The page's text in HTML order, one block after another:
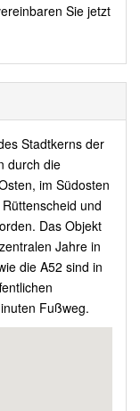
Sie jetzt
Stadtkerns der
durch die
im Südosten
und
Das Objekt
Jahre in
die A52 sind in
Fußweg.